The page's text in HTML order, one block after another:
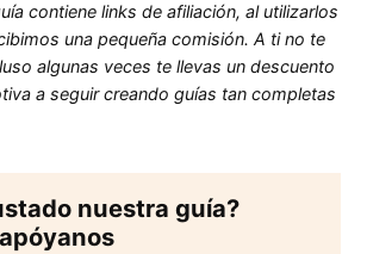
contiene links de afiliación, al utilizarlos
una pequeña comisión. A ti no te
algunas veces te llevas un descuento
a seguir creando guías tan completas
nuestra guía?